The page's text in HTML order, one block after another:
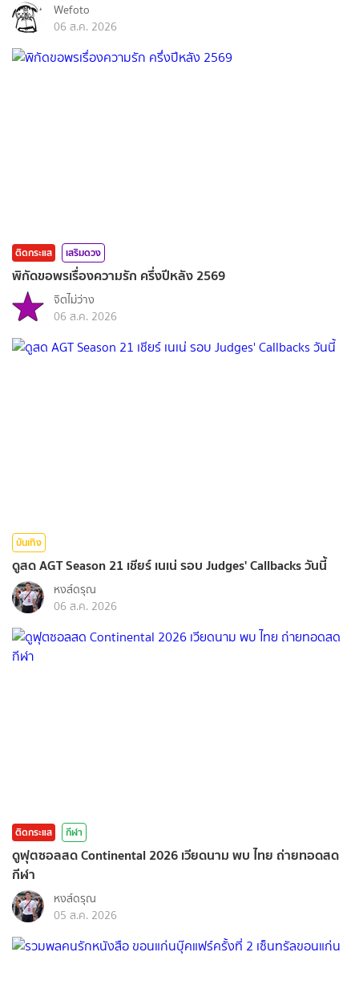
Wefoto
06 ส.ค. 2026
ติดกระแส เสริมดวง
พิกัดขอพรเรื่องความรัก ครึ่งปีหลัง 2569
จิตไม่ว่าง
06 ส.ค. 2026
บันเทิง
ดูสด AGT Season 21 เชียร์ เนเน่ รอบ Judges' Callbacks วันนี้
หงส์ดรุณ
06 ส.ค. 2026
ติดกระแส กีฬา
ดูฟุตซอลสด Continental 2026 เวียดนาม พบ ไทย ถ่ายทอดสด
กีฬา
หงส์ดรุณ
05 ส.ค. 2026